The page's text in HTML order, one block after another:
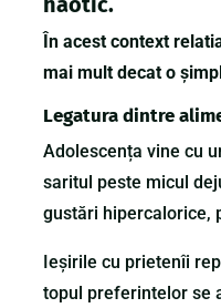
În acest context
mai mult decat o
Legatura dintre
Adolescența vine cu
saritul peste micul
gustări hipercalorice,
Ieșirile cu prietenîi
topul preferintelor se